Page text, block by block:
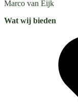
Marco van Eijk
Wat wij bieden